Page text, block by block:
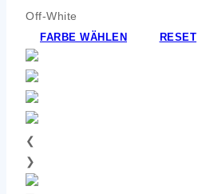
Off-White
FARBE WÄHLEN RESET
❮
❯